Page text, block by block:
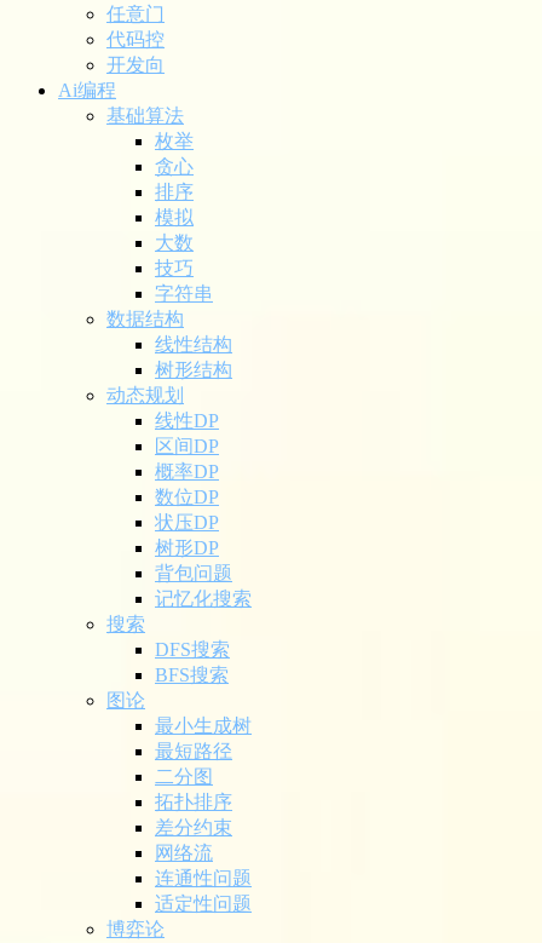
任意门
代码控
开发向
Ai编程
基础算法
枚举
贪心
排序
模拟
大数
技巧
字符串
数据结构
线性结构
树形结构
动态规划
线性DP
区间DP
概率DP
数位DP
状压DP
树形DP
背包问题
记忆化搜索
搜索
DFS搜索
BFS搜索
图论
最小生成树
最短路径
二分图
拓扑排序
差分约束
网络流
连通性问题
适定性问题
博弈论